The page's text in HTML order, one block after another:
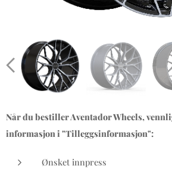
Når du bestiller Aventador Wheels,
informasjon i "Tilleggsinformasjon":
Ønsket innpress